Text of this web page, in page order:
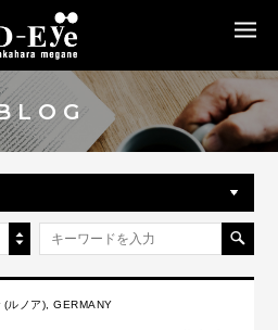
(ルノア) ,GERMANY